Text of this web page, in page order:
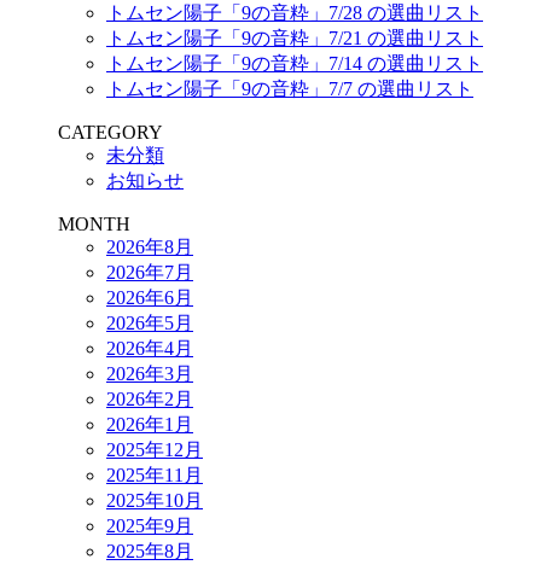
トムセン陽子「9の音粋」7/28 の選曲リスト
トムセン陽子「9の音粋」7/21 の選曲リスト
トムセン陽子「9の音粋」7/14 の選曲リスト
トムセン陽子「9の音粋」7/7 の選曲リスト
CATEGORY
未分類
お知らせ
MONTH
2026年8月
2026年7月
2026年6月
2026年5月
2026年4月
2026年3月
2026年2月
2026年1月
2025年12月
2025年11月
2025年10月
2025年9月
2025年8月